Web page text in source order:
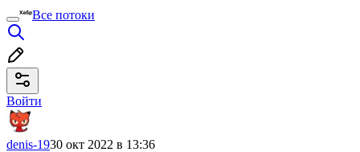
Все потоки
Войти
denis-1930 окт 2022 в 13:36